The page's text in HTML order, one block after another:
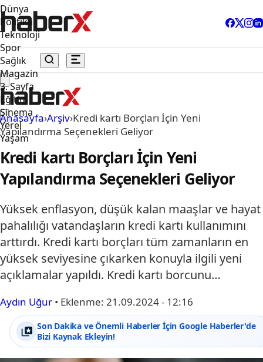
Dünya
Politika
Teknoloji
Spor
Sağlık
Magazin
3. Sayfa
Eğitim
Sinema
Yerel
Yaşam
Anasayfa›Arşiv›Kredi kartı Borçları İçin Yeni
Yapılandırma Seçenekleri Geliyor
Kredi kartı Borçları İçin Yeni
Yapılandırma Seçenekleri Geliyor
Yüksek enflasyon, düşük kalan maaşlar ve hayat
pahalılığı vatandaşların kredi kartı kullanımını
arttırdı. Kredi kartı borçları tüm zamanların en
yüksek seviyesine çıkarken konuyla ilgili yeni
açıklamalar yapıldı. Kredi kartı borcunu…
Aydın Uğur • Eklenme: 21.09.2024 - 12:16
Son Dakika ve Önemli Haberler İçin Google Haberler'de
Bizi Kaynak Ekleyin!